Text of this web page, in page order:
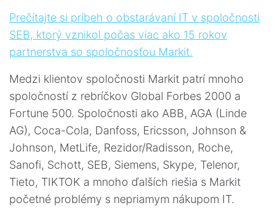
Prečítajte si príbeh o obstarávaní IT v spoločnosti
SEB, ktorý vznikol počas viac ako 15 rokov
partnerstva so spoločnosťou Markit.
Medzi klientov spoločnosti Markit patrí mnoho
spoločností z rebríčkov Global Forbes 2000 a
Fortune 500. Spoločnosti ako ABB, AGA (Linde
AG), Coca-Cola, Danfoss, Ericsson, Johnson &
Johnson, MetLife, Rezidor/Radisson, Roche,
Sanofi, Schott, SEB, Siemens, Skype, Telenor,
Tieto, TIKTOK a mnoho ďalších riešia s Markit
početné problémy s nepriamym nákupom IT.